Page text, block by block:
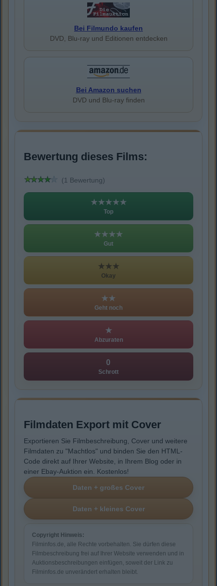
Bei Filmundo kaufen
DVD, Blu-ray und Editionen entdecken
Bei Amazon suchen
DVD und Blu-ray finden
Bewertung dieses Films:
(1 Bewertung)
★★★★★
Top
★★★★
Gut
★★★
Okay
★★
Geht noch
★
Abzuraten
0
Schrott
Filmdaten Export mit Cover
Exportieren Sie Filmbeschreibung, Cover und weitere
Filmdaten zu "Machtlos" und binden Sie den HTML-
Code direkt auf Ihrer Website, in Ihrem Blog oder in
einer Ebay-Auktion ein. Kostenlos!
Copyright Hinweis:
Filminfos.de, alle Rechte vorbehalten. Sie dürfen diese
Filmbeschreibung frei auf Ihrer Website verwenden und in
Auktionsbeschreibungen einfügen, soweit der Link zu
Filminfos.de unverändert erhalten bleibt.